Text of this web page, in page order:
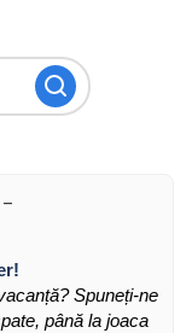
Spuneți-ne
până la joaca